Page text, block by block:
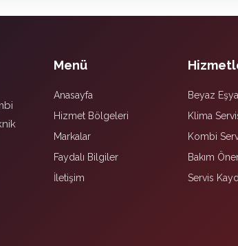
Menü
Anasayfa
Hizmet Bölgeleri
Markalar
Faydalı Bilgiler
İletişim
Beyaz
Klima
Kombi
Bakım
Servis